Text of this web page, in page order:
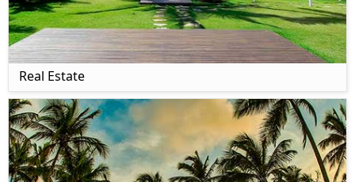
Real Estate